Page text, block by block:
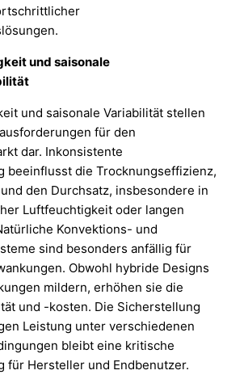
und saisonale
und saisonale Variabilität stellen
für den
dar. Inkonsistente
beeinflusst die Trocknungseffizienz,
den Durchsatz, insbesondere in
Luftfeuchtigkeit oder langen
Konvektions- und
sind besonders anfällig für
Obwohl hybride Designs
mildern, erhöhen sie die
und -kosten. Die Sicherstellung
Leistung unter verschiedenen
bleibt eine kritische
für Hersteller und Endbenutzer.